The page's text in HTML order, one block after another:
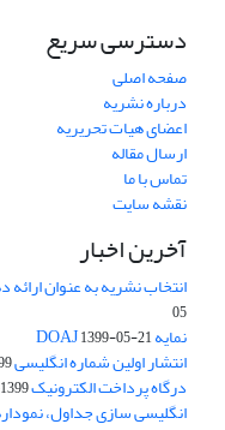
دسترسی سریع
صفحه اصلی
درباره نشریه
اعضای هیات تحریریه
ارسال مقاله
تماس با ما
نقشه سایت
آخرین اخبار
انتخاب نشریه به عنوان ارائه
05
نمایه DOAJ1399-05-21
انتشار اولین شماره انگلیسی15
درگاه پرداخت الکترونیک1399-05-05
انگلیسی سازی جداول،